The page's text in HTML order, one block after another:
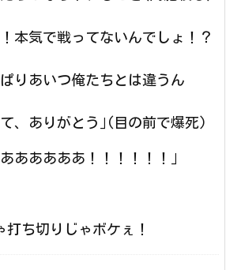
本気で戦ってないんでしょ！？
りあいつ俺たちとは違うん
、ありがとう｣(目の前で爆死)
あああああ！！！！！！｣
打ち切りじゃボケぇ！